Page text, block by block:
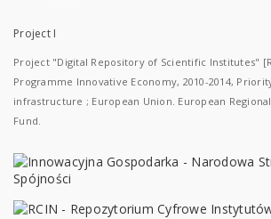
Project I
Project "Digital Repository of Scientific Institutes"
Programme Innovative Economy, 2010-2014,
infrastructure ; European Union. European
Fund.